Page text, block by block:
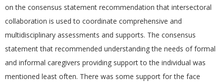
on the consensus statement recommendation that intersectoral
collaboration is used to coordinate comprehensive and
multidisciplinary assessments and supports. The consensus
statement that recommended understanding the needs of formal
and informal caregivers providing support to the individual was
mentioned least often. There was some support for the face